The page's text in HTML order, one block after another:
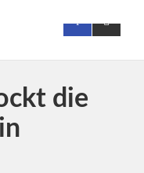
die